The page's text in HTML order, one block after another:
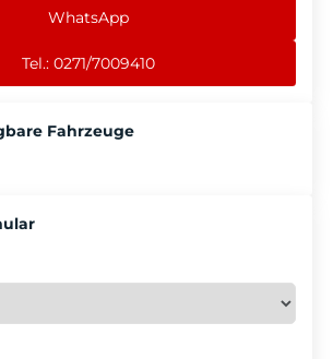
WhatsApp
Tel.: 0271/7009410
Fahrzeuge